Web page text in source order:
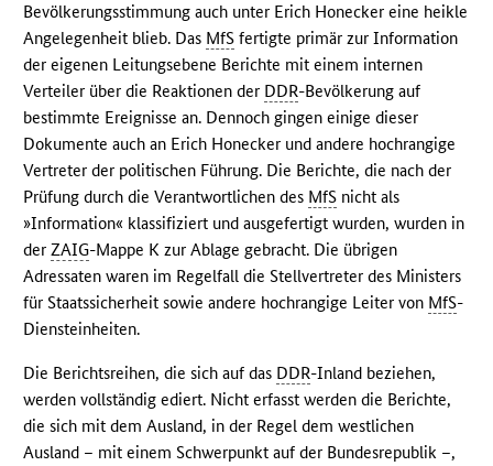
Bevölkerungsstimmung auch unter Erich Honecker eine heikle
Angelegenheit blieb. Das MfS fertigte primär zur Information
der eigenen Leitungsebene Berichte mit einem internen
Verteiler über die Reaktionen der DDR-Bevölkerung auf
bestimmte Ereignisse an. Dennoch gingen einige dieser
Dokumente auch an Erich Honecker und andere hochrangige
Vertreter der politischen Führung. Die Berichte, die nach der
Prüfung durch die Verantwortlichen des MfS nicht als
»Information« klassifiziert und ausgefertigt wurden, wurden in
derZAIG-Mappe K zur Ablage gebracht. Die übrigen
Adressaten waren im Regelfall die Stellvertreter des Ministers
für Staatssicherheit sowie andere hochrangige Leiter von MfS-
Diensteinheiten.
Die Berichtsreihen, die sich auf das DDR-Inland beziehen,
werden vollständig ediert. Nicht erfasst werden die Berichte,
die sich mit dem Ausland, in der Regel dem westlichen
Ausland – mit einem Schwerpunkt auf der Bundesrepublik –,